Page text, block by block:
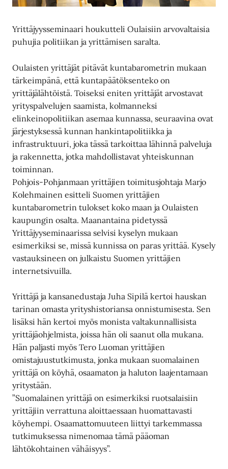
Yrittäjyysseminaari houkutteli Oulaisiin arvovaltaisia
puhujia politiikan ja yrittämisen saralta.
Oulaisten yrittäjät pitävät kuntabarometrin mukaan
tärkeimpänä, että kuntapäätöksenteko on
yrittäjälähtöistä. Toiseksi eniten yrittäjät arvostavat
yrityspalvelujen saamista, kolmanneksi
elinkeinopolitiikan asemaa kunnassa, seuraavina ovat
järjestyksessä kunnan hankintapolitiikka ja
infrastruktuuri, joka tässä tarkoittaa lähinnä palveluja
ja rakennetta, jotka mahdollistavat yhteiskunnan
toiminnan.
Pohjois-Pohjanmaan yrittäjien toimitusjohtaja Marjo
Kolehmainen esitteli Suomen yrittäjien
kuntabarometrin tulokset koko maan ja Oulaisten
kaupungin osalta. Maanantaina pidetyssä
Yrittäjyyseminaarissa selvisi kyselyn mukaan
esimerkiksi se, missä kunnissa on paras yrittää. Kysely
vastauksineen on julkaistu Suomen yrittäjien
internetsivuilla.
Yrittäjä ja kansanedustaja Juha Sipilä kertoi hauskan
tarinan omasta yrityshistoriansa onnistumisesta. Sen
lisäksi hän kertoi myös monista valtakunnallisista
yrittäjäohjelmista, joissa hän oli saanut olla mukana.
Hän paljasti myös Tero Luoman yrittäjien
omistajuustutkimusta, jonka mukaan suomalainen
yrittäjä on köyhä, osaamaton ja haluton laajentamaan
yritystään.
”Suomalainen yrittäjä on esimerkiksi ruotsalaisiin
yrittäjiin verrattuna aloittaessaan huomattavasti
köyhempi. Osaamattomuuteen liittyi tarkemmassa
tutkimuksessa nimenomaa tämä pääoman
lähtökohtainen vähäisyys”.